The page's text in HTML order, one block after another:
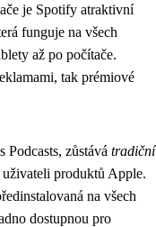
je Spotify atraktivní
funguje na všech
až po počítače.
tak prémiové
Podcasts, zůstává tradiční
uživateli produktů Apple.
na všech
dostupnou pro